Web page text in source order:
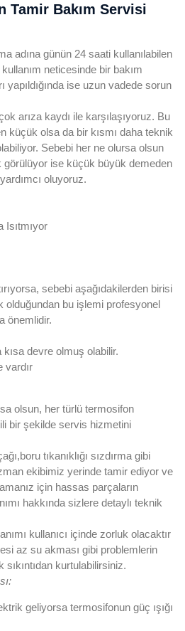
Tamir Bakım Servisi
adına günün 24 saati kullanılabilen
neticesinde bir bakım
yapıldığında ise uzun vadede sorun
arıza kaydı ile karşılaşıyoruz. Bu
küçük olsa da bir kısmı daha teknik
Sebebi her ne olursa olsun
görülüyor ise küçük büyük demeden
oluyoruz.
Isıtmıyor
sebebi aşağıdakilerden birisi
olduğundan bu işlemi profesyonel
önemlidir.
kısa devre olmuş olabilir.
vardır
olsun, her türlü termosifon
bir şekilde servis hizmetini
tıkanıklığı sızdırma gibi
ekibimiz yerinde tamir ediyor ve
için hassas parçaların
hakkında sizlere detaylı teknik
kullanıcı içinde zorluk olacaktır
az su akması gibi problemlerin
kurtulabilirsiniz.
geliyorsa termosifonun güç ışığı